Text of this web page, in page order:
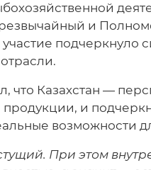
и
подчеркнуло
что Казахстан —
и
возможности
При этом